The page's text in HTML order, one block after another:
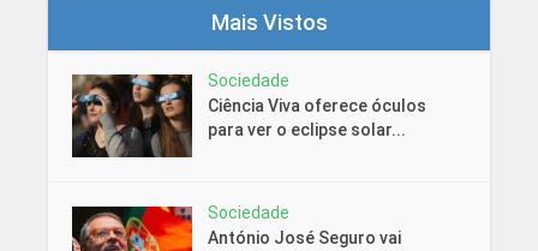
Mais Vistos
Sociedade
Ciência Viva oferece óculos
para ver o eclipse solar...
Sociedade
António José Seguro vai